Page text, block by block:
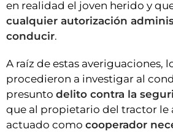
en realidad el joven herido y
cualquier autorización
conducir.
A raíz de estas averiguaciones,
procedieron a investigar al
presunto delito contra la
que al propietario del tractor le
actuado como cooperador